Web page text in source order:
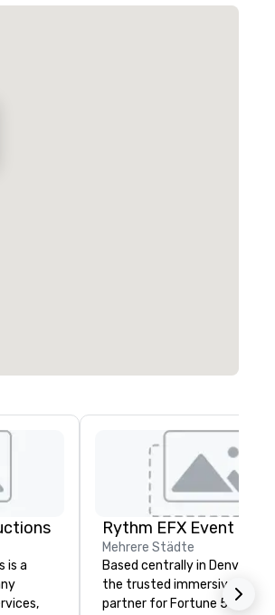
is a
Mehrere Städte
Based centrally in Denver,
the trusted immersive
partner for Fortune 500